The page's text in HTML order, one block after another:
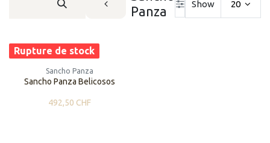
Panza
Show 20
Rupture de stock
Sancho Panza
Sancho Panza Belicosos
492,50 CHF